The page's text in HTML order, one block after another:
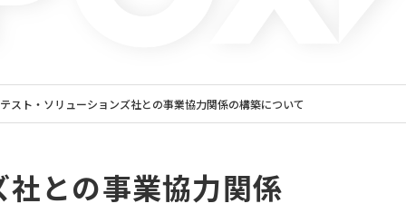
スト・ソリューションズ社との事業協力関係の構築について
との事業協力関係